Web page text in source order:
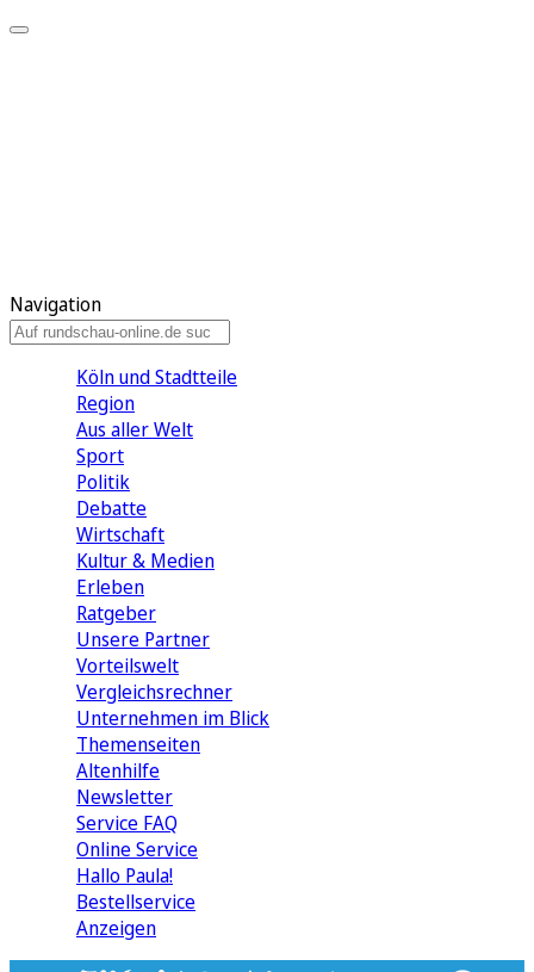
Navigation
Köln und Stadtteile
Region
Aus aller Welt
Sport
Politik
Debatte
Wirtschaft
Kultur & Medien
Erleben
Ratgeber
Unsere Partner
Vorteilswelt
Vergleichsrechner
Unternehmen im Blick
Themenseiten
Altenhilfe
Newsletter
Service FAQ
Online Service
Hallo Paula!
Bestellservice
Anzeigen